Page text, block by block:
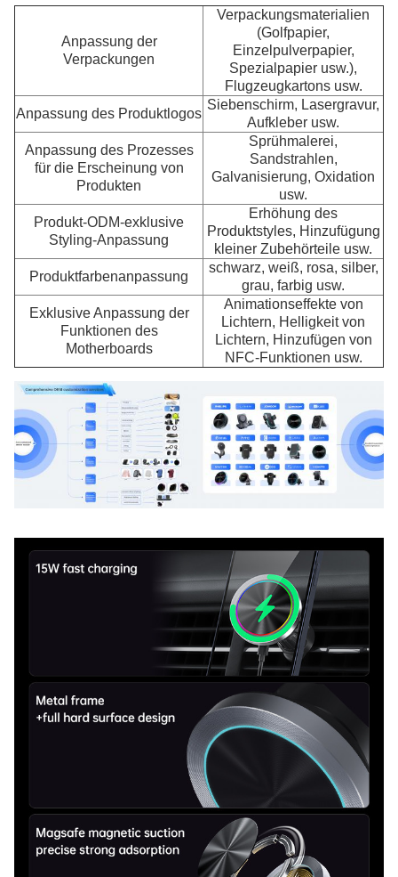
Anpassung der
Verpackungen
Verpackungsmaterialien
(Golfpapier,
Einzelpulverpapier,
Spezialpapier usw.),
Flugzeugkartons usw.
Anpassung des Produktlogos
Siebenschirm, Lasergravur,
Aufkleber usw.
Anpassung des Prozesses
für die Erscheinung von
Produkten
Sprühmalerei,
Sandstrahlen,
Galvanisierung, Oxidation
usw.
Produkt-ODM-exklusive
Styling-Anpassung
Erhöhung des
Produktstyles, Hinzufügung
kleiner Zubehörteile usw.
Produktfarbenanpassung
schwarz, weiß, rosa, silber,
grau, farbig usw.
Exklusive Anpassung der
Funktionen des
Motherboards
Animationseffekte von
Lichtern, Helligkeit von
Lichtern, Hinzufügen von
NFC-Funktionen usw.